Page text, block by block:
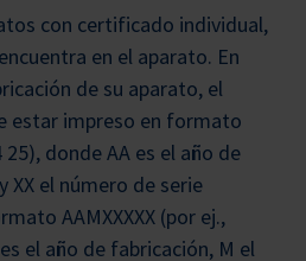
con certificado individual,
en el aparato. En
de su aparato, el
estar impreso en formato
25), donde AA es el año de
XX el número de serie
AAMXXXXX (por ej.,
el año de fabricación, M el